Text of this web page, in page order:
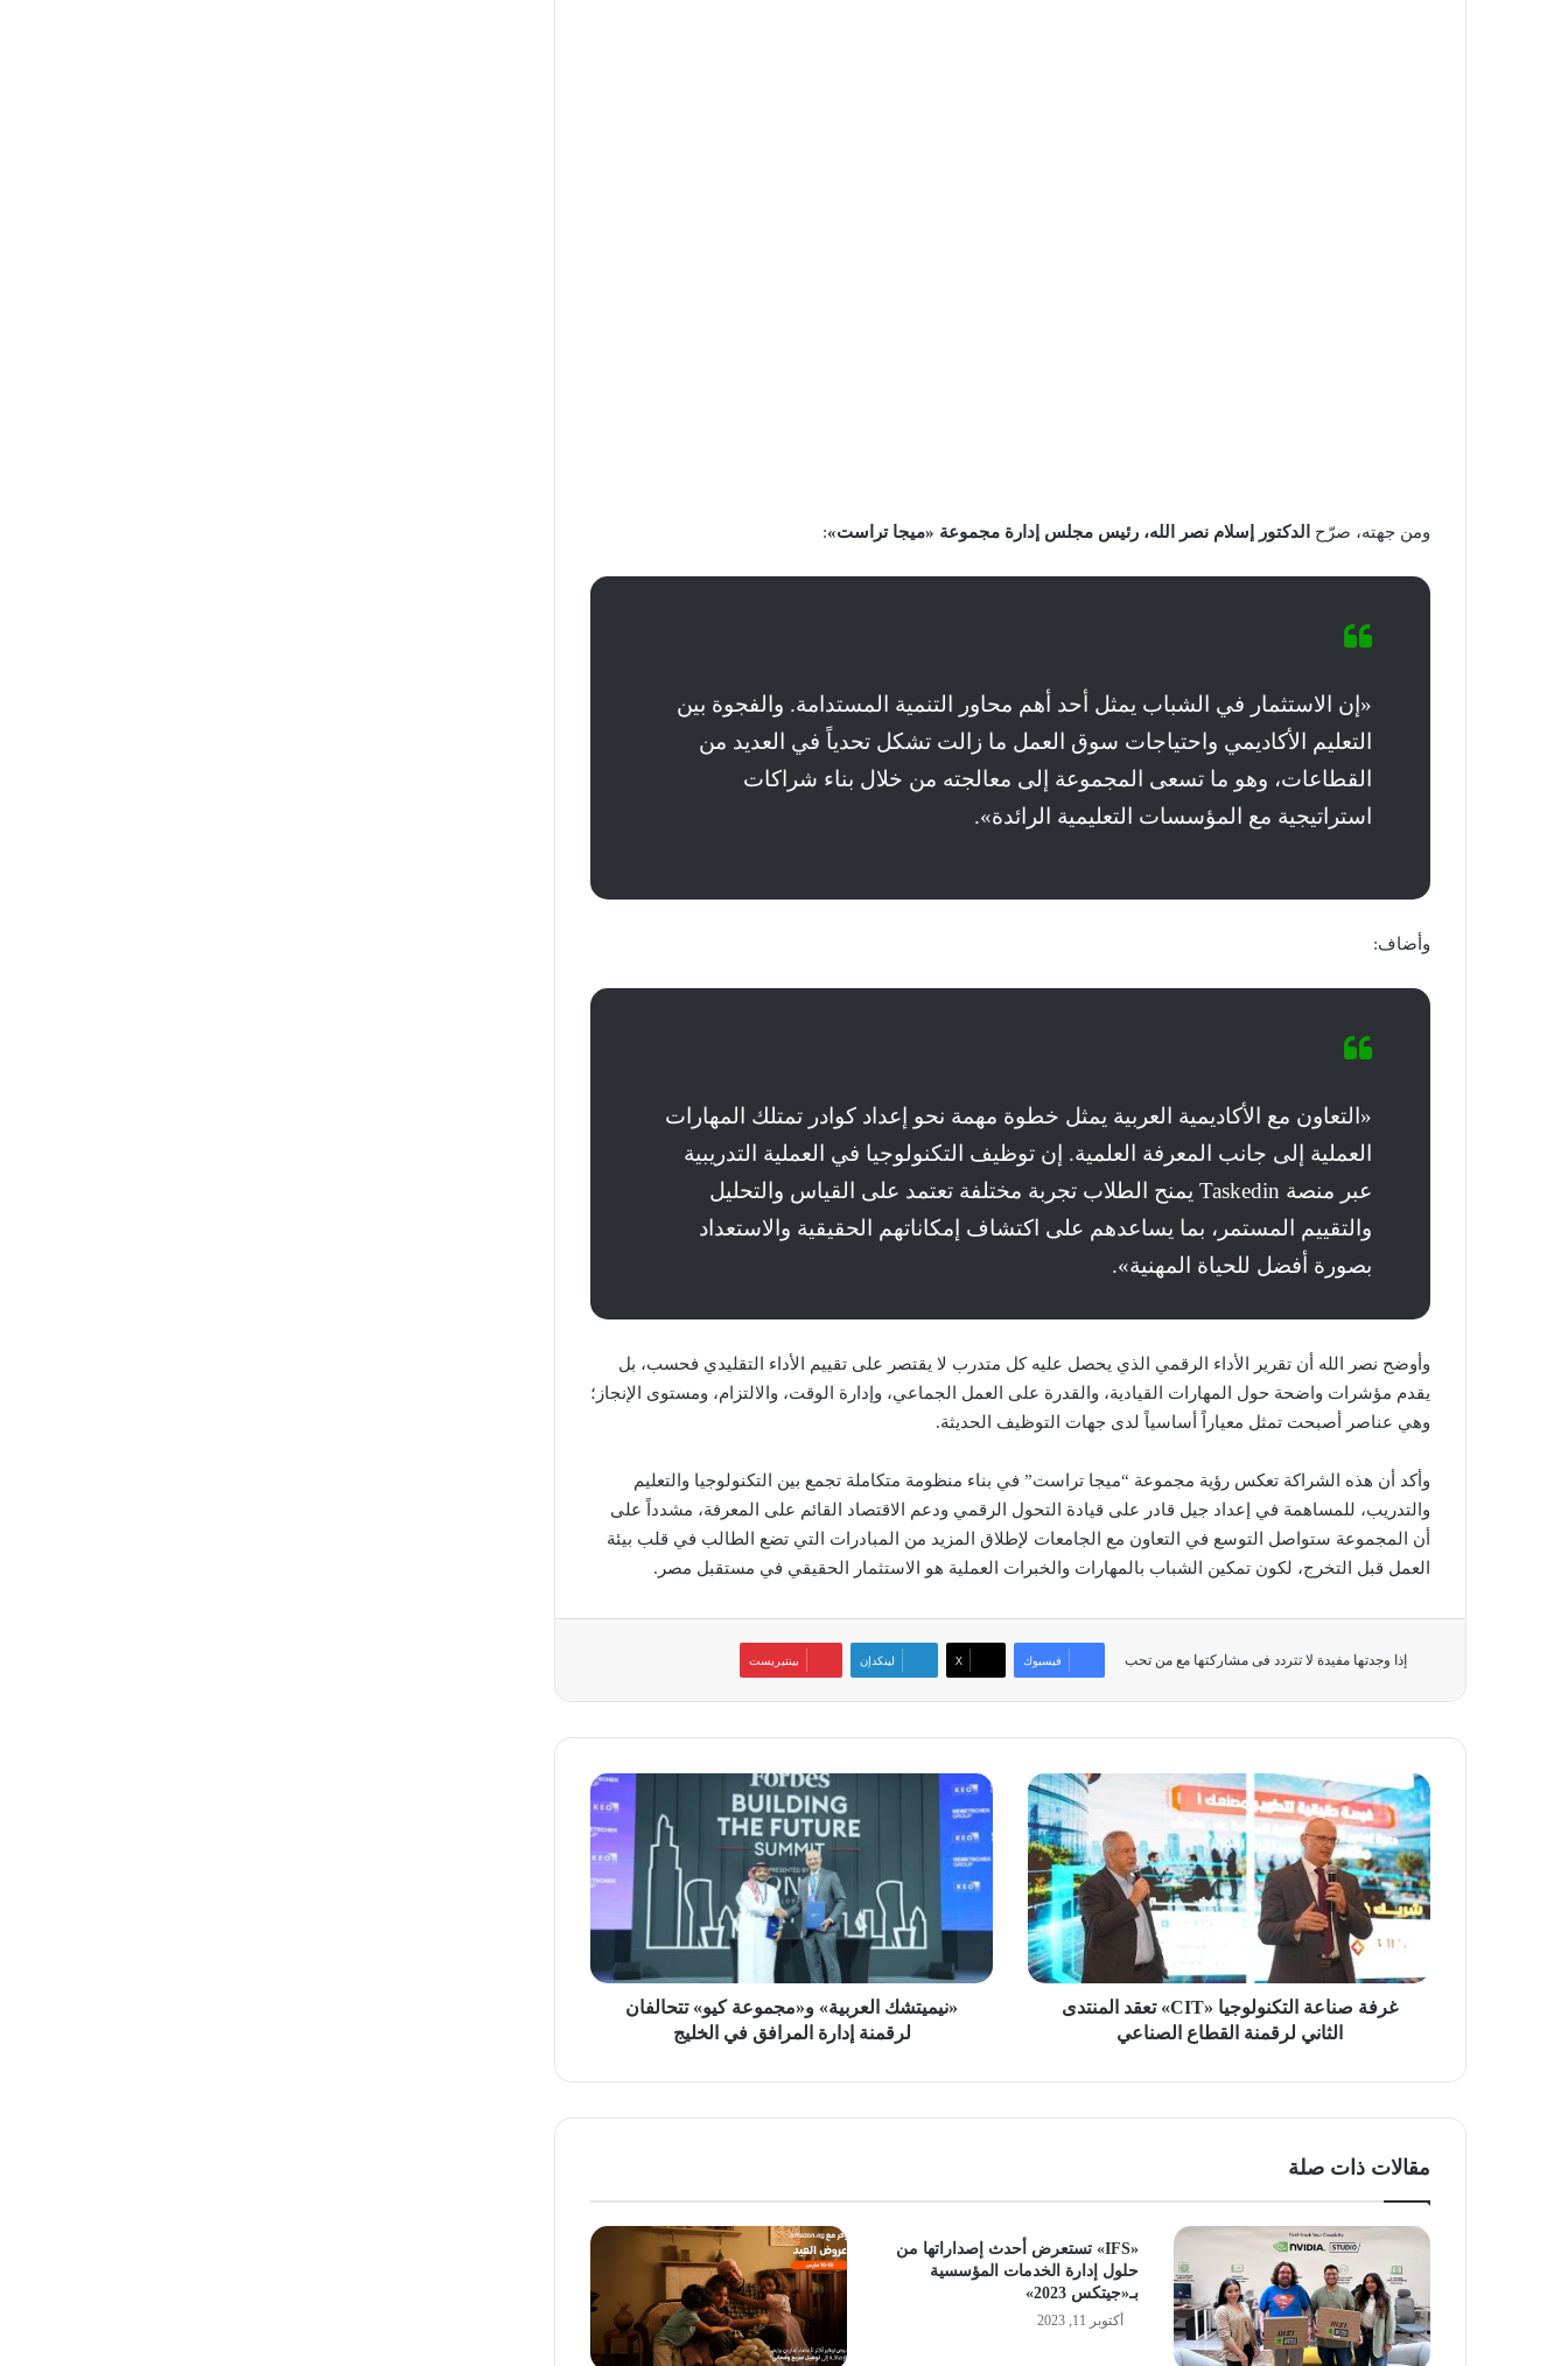
ومن جهته، صرّح الدكتور إسلام نصر الله، رئيس مجلس إدارة مجموعة «ميجا تراست»:
«إن الاستثمار في الشباب يمثل أحد أهم محاور التنمية المستدامة. والفجوة بين
التعليم الأكاديمي واحتياجات سوق العمل ما زالت تشكل تحدياً في العديد من
القطاعات، وهو ما تسعى المجموعة إلى معالجته من خلال بناء شراكات
استراتيجية مع المؤسسات التعليمية الرائدة».
وأضاف:
«التعاون مع الأكاديمية العربية يمثل خطوة مهمة نحو إعداد كوادر تمتلك المهارات
العملية إلى جانب المعرفة العلمية. إن توظيف التكنولوجيا في العملية التدريبية
عبر منصة Taskedin يمنح الطلاب تجربة مختلفة تعتمد على القياس والتحليل
والتقييم المستمر، بما يساعدهم على اكتشاف إمكاناتهم الحقيقية والاستعداد
بصورة أفضل للحياة المهنية».
وأوضح نصر الله أن تقرير الأداء الرقمي الذي يحصل عليه كل متدرب لا يقتصر على تقييم الأداء التقليدي فحسب، بل
يقدم مؤشرات واضحة حول المهارات القيادية، والقدرة على العمل الجماعي، وإدارة الوقت، والالتزام، ومستوى الإنجاز؛
وهي عناصر أصبحت تمثل معياراً أساسياً لدى جهات التوظيف الحديثة.
وأكد أن هذه الشراكة تعكس رؤية مجموعة “ميجا تراست” في بناء منظومة متكاملة تجمع بين التكنولوجيا والتعليم
والتدريب، للمساهمة في إعداد جيل قادر على قيادة التحول الرقمي ودعم الاقتصاد القائم على المعرفة، مشدداً على
أن المجموعة ستواصل التوسع في التعاون مع الجامعات لإطلاق المزيد من المبادرات التي تضع الطالب في قلب بيئة
العمل قبل التخرج، لكون تمكين الشباب بالمهارات والخبرات العملية هو الاستثمار الحقيقي في مستقبل مصر.
إذا وجدتها مفيدة لا تتردد فى مشاركتها مع من تحب فيسبوك ‫X لينكدإن بينتيريست
غرفة
صناعة
التكنولوجيا
«CIT»
تعقد
المنتدى
القطاع
الصناعي
غرفة صناعة التكنولوجيا «CIT» تعقد المنتدى
الثاني لرقمنة القطاع الصناعي
«نيميتشك
العربية»
و«مجموعة
كيو»
تتحالفان
إدارة
في
«نيميتشك العربية» و«مجموعة كيو» تتحالفان
لرقمنة إدارة المرافق في الخليج
مقالات ذات صلة
«IFS» تستعرض أحدث إصداراتها من
حلول إدارة الخدمات المؤسسية
بـ«جيتكس 2023»
أكتوبر 11, 2023